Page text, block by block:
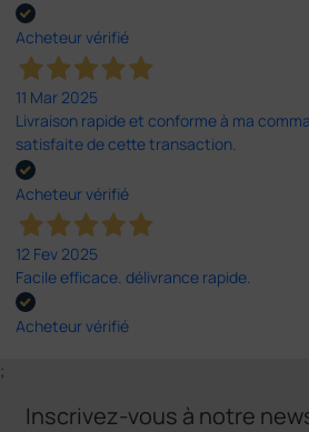
Acheteur vérifié
11 Mar 2025
Livraison rapide et conforme à ma
satisfaite de cette transaction.
Acheteur vérifié
12 Fev 2025
Facile efficace. délivrance rapide.
Acheteur vérifié
;
Inscrivez-vous à notre